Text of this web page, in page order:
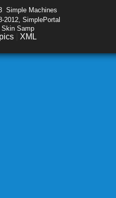
Simple Machines
2012, SimplePortal
Samp
XML